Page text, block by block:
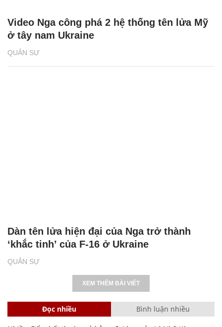
QUÂN SỰ
Video Nga công phá 2 hệ thống tên lửa Mỹ
ở tây nam Ukraine
QUÂN SỰ
Dàn tên lửa hiện đại của Nga trở thành
‘khắc tinh’ của F-16 ở Ukraine
XEM THÊM BÀI VIẾT
Đọc nhiều Bình luận nhiều